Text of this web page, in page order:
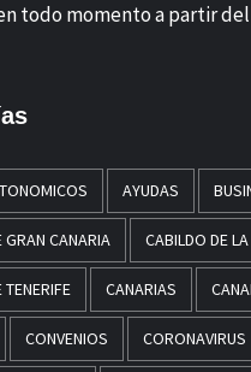
todo momento a partir
AYUDAS
GRAN CANARIA CABILDO DE
CANARIAS
CONVENIOS CORONAVIRUS